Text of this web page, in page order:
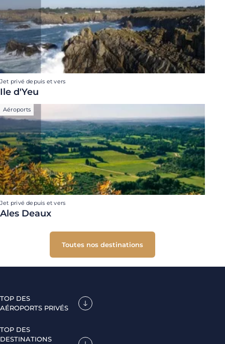
Jet privé depuis et vers
Ile d'Yeu
Aéroports
Jet privé depuis et vers
Ales Deaux
Toutes nos destinations
TOP DES
AÉROPORTS PRIVÉS
TOP DES
DESTINATIONS